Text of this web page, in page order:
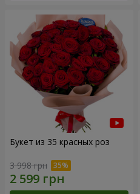
Букет из 35 красных роз
3 998 грн